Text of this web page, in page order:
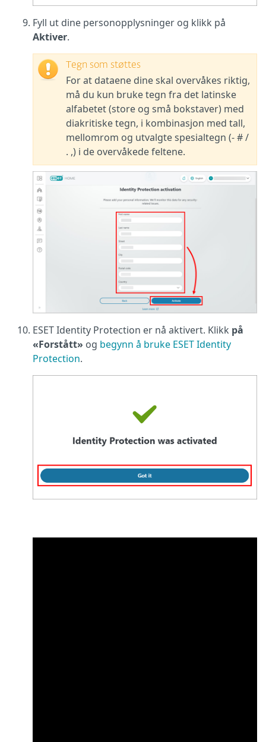
Fyll ut dine personopplysninger og klikk på
Aktiver.
Tegn som støttes
For at dataene dine skal overvåkes riktig,
må du kun bruke tegn fra det latinske
alfabetet (store og små bokstaver) med
diakritiske tegn, i kombinasjon med tall,
mellomrom og utvalgte spesialtegn (- # /
. ,) i de overvåkede feltene.
ESET Identity Protection er nå aktivert. Klikk på
«Forstått» og begynn å bruke ESET Identity
Protection.